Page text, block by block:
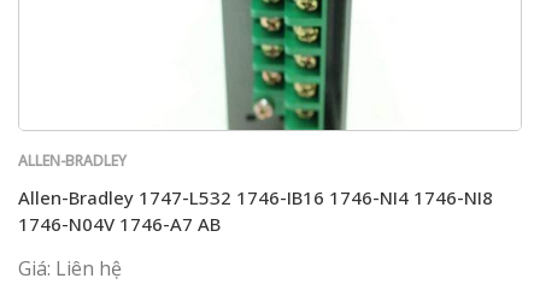
ALLEN-BRADLEY
Allen-Bradley 1747-L532 1746-IB16 1746-NI4 1746-NI8
1746-N04V 1746-A7 AB
Giá: Liên hệ